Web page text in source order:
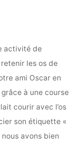
activité de
les os de
ami Oscar en
à une course
courir avec l’os
son étiquette «
nous avons bien